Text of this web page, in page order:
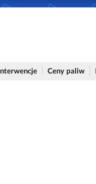
Interwencje Ceny paliw